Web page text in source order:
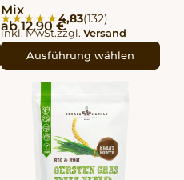
Mix
★★★★★
★★★★★4,83(132)
ab12,90€
inkl. MwSt.zzgl. Versand
Ausführung wählen